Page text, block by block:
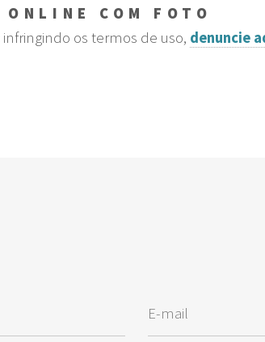
ONLINE COM FOTO
os termos de uso, denuncie